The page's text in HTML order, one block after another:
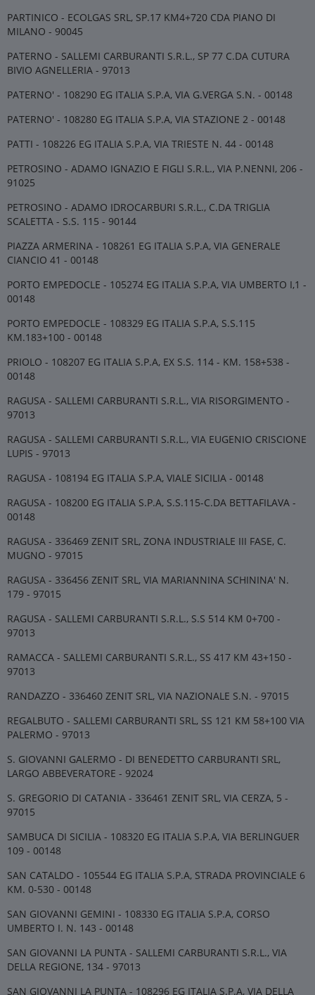
PARTINICO - ECOLGAS SRL, SP.17 KM4+720 CDA PIANO DI
MILANO - 90045
PATERNO - SALLEMI CARBURANTI S.R.L., SP 77 C.DA CUTURA
BIVIO AGNELLERIA - 97013
PATERNO' - 108290 EG ITALIA S.P.A, VIA G.VERGA S.N. - 00148
PATERNO' - 108280 EG ITALIA S.P.A, VIA STAZIONE 2 - 00148
PATTI - 108226 EG ITALIA S.P.A, VIA TRIESTE N. 44 - 00148
PETROSINO - ADAMO IGNAZIO E FIGLI S.R.L., VIA P.NENNI, 206 -
91025
PETROSINO - ADAMO IDROCARBURI S.R.L., C.DA TRIGLIA
SCALETTA - S.S. 115 - 90144
PIAZZA ARMERINA - 108261 EG ITALIA S.P.A, VIA GENERALE
CIANCIO 41 - 00148
PORTO EMPEDOCLE - 105274 EG ITALIA S.P.A, VIA UMBERTO I,1 -
00148
PORTO EMPEDOCLE - 108329 EG ITALIA S.P.A, S.S.115
KM.183+100 - 00148
PRIOLO - 108207 EG ITALIA S.P.A, EX S.S. 114 - KM. 158+538 -
00148
RAGUSA - SALLEMI CARBURANTI S.R.L., VIA RISORGIMENTO -
97013
RAGUSA - SALLEMI CARBURANTI S.R.L., VIA EUGENIO CRISCIONE
LUPIS - 97013
RAGUSA - 108194 EG ITALIA S.P.A, VIALE SICILIA - 00148
RAGUSA - 108200 EG ITALIA S.P.A, S.S.115-C.DA BETTAFILAVA -
00148
RAGUSA - 336469 ZENIT SRL, ZONA INDUSTRIALE III FASE, C.
MUGNO - 97015
RAGUSA - 336456 ZENIT SRL, VIA MARIANNINA SCHININA' N.
179 - 97015
RAGUSA - SALLEMI CARBURANTI S.R.L., S.S 514 KM 0+700 -
97013
RAMACCA - SALLEMI CARBURANTI S.R.L., SS 417 KM 43+150 -
97013
RANDAZZO - 336460 ZENIT SRL, VIA NAZIONALE S.N. - 97015
REGALBUTO - SALLEMI CARBURANTI SRL, SS 121 KM 58+100 VIA
PALERMO - 97013
S. GIOVANNI GALERMO - DI BENEDETTO CARBURANTI SRL,
LARGO ABBEVERATORE - 92024
S. GREGORIO DI CATANIA - 336461 ZENIT SRL, VIA CERZA, 5 -
97015
SAMBUCA DI SICILIA - 108320 EG ITALIA S.P.A, VIA BERLINGUER
109 - 00148
SAN CATALDO - 105544 EG ITALIA S.P.A, STRADA PROVINCIALE 6
KM. 0-530 - 00148
SAN GIOVANNI GEMINI - 108330 EG ITALIA S.P.A, CORSO
UMBERTO I. N. 143 - 00148
SAN GIOVANNI LA PUNTA - SALLEMI CARBURANTI S.R.L., VIA
DELLA REGIONE, 134 - 97013
SAN GIOVANNI LA PUNTA - 108296 EG ITALIA S.P.A, VIA DELLA